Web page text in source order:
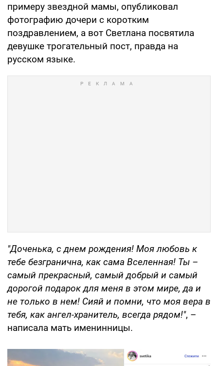
примеру звездной мамы, опубликовал
фотографию дочери с коротким
поздравлением, а вот Светлана посвятила
девушке трогательный пост, правда на
русском языке.
"Доченька, с днем рождения! Моя любовь к
тебе безгранична, как сама Вселенная! Ты –
самый прекрасный, самый добрый и самый
дорогой подарок для меня в этом мире, да и
не только в нем! Сияй и помни, что моя вера в
тебя, как ангел-хранитель, всегда рядом!", –
написала мать именинницы.